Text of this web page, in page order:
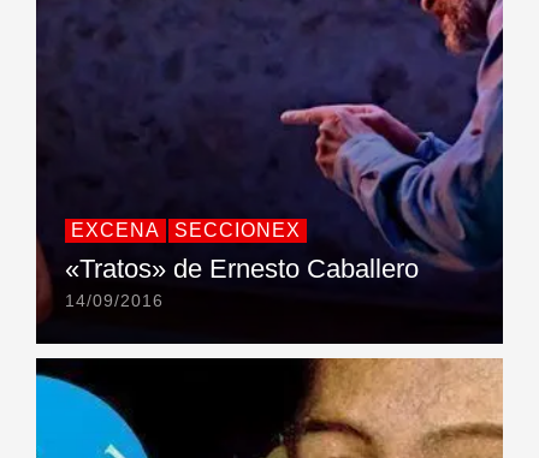
EXCENA SECCIONEX
«Tratos» de Ernesto Caballero
14/09/2016